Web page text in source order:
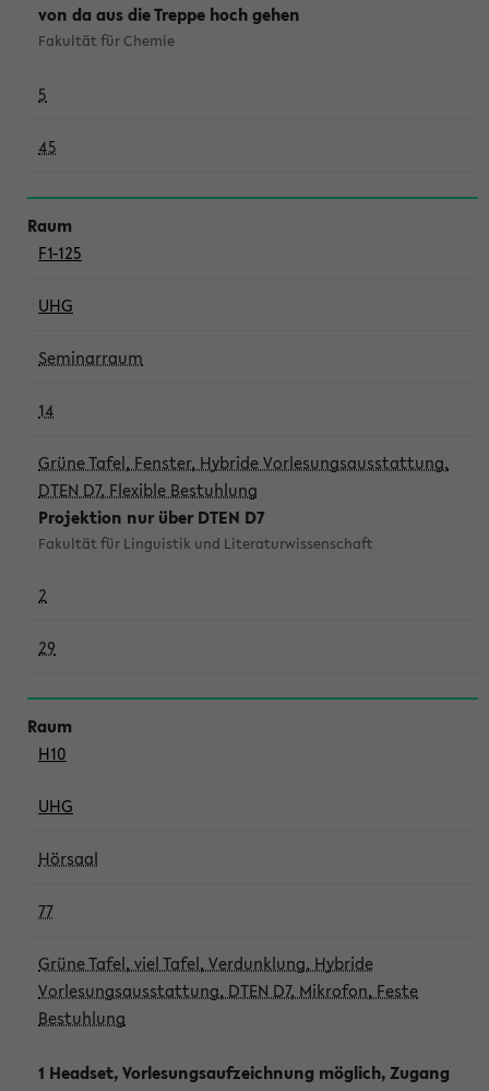
von da aus die Treppe hoch gehen
Fakultät für Chemie
5
45
F1-125
UHG
Seminarraum
14
Grüne Tafel, Fenster, Hybride Vorlesungsausstattung,
DTEN D7, Flexible Bestuhlung
Projektion nur über DTEN D7
Fakultät für Linguistik und Literaturwissenschaft
2
29
H10
UHG
Hörsaal
77
Grüne Tafel, viel Tafel, Verdunklung, Hybride
Vorlesungsausstattung, DTEN D7, Mikrofon, Feste
Bestuhlung
1 Headset, Vorlesungsaufzeichnung möglich, Zugang